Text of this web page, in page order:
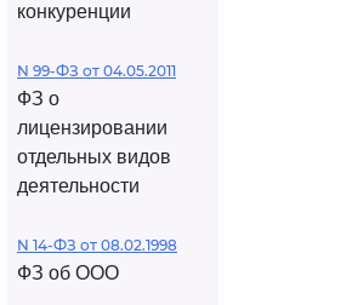
конкуренции
N 99-ФЗ от 04.05.2011
ФЗ о
лицензировании
отдельных видов
деятельности
N 14-ФЗ от 08.02.1998
ФЗ об ООО